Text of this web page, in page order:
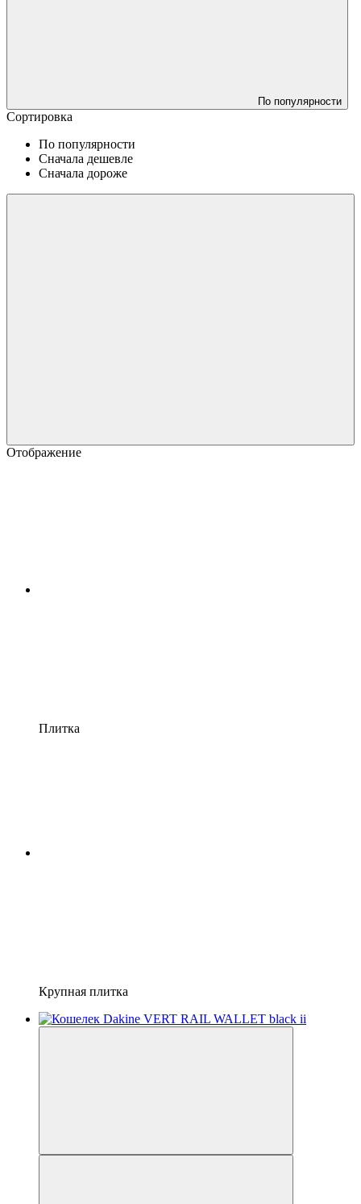
По популярности
Сортировка
По популярности
Сначала дешевле
Сначала дороже
Отображение
Плитка
Крупная плитка